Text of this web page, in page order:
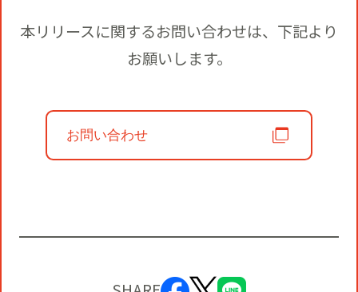
本リリースに関するお問い合わせは、下記より
お願いします。
お問い合わせ